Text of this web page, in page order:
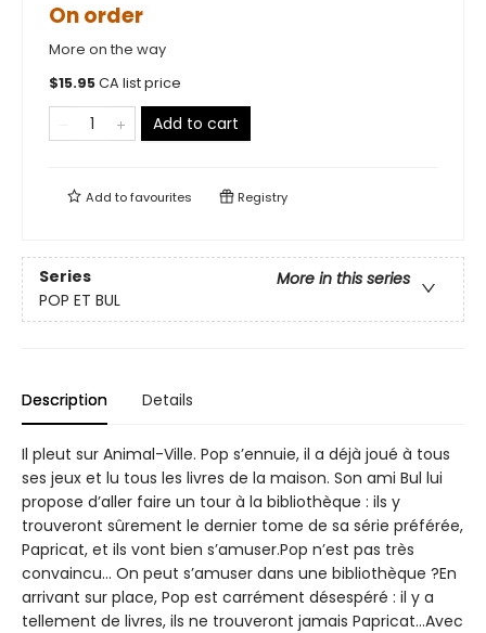
On order
More on the way
$15.95CA list price
Add to cart
Add tofavourites Registry
Series
More in this series
POP ET BUL
Description Details
Il pleut sur Animal-Ville. Pop s’ennuie, il a déjà joué à tous
ses jeux et lu tous les livres de la maison. Son ami Bul lui
propose d’aller faire un tour à la bibliothèque : ils y
trouveront sûrement le dernier tome de sa série préférée,
Papricat, et ils vont bien s’amuser.Pop n’est pas très
convaincu… On peut s’amuser dans une bibliothèque ?En
arrivant sur place, Pop est carrément désespéré : il y a
tellement de livres, ils ne trouveront jamais Papricat…Avec